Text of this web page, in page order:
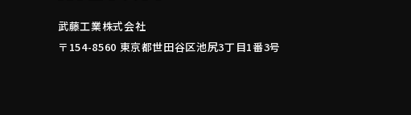
武藤工業株式会社
〒154-8560 東京都世田谷区池尻3丁目1番3号